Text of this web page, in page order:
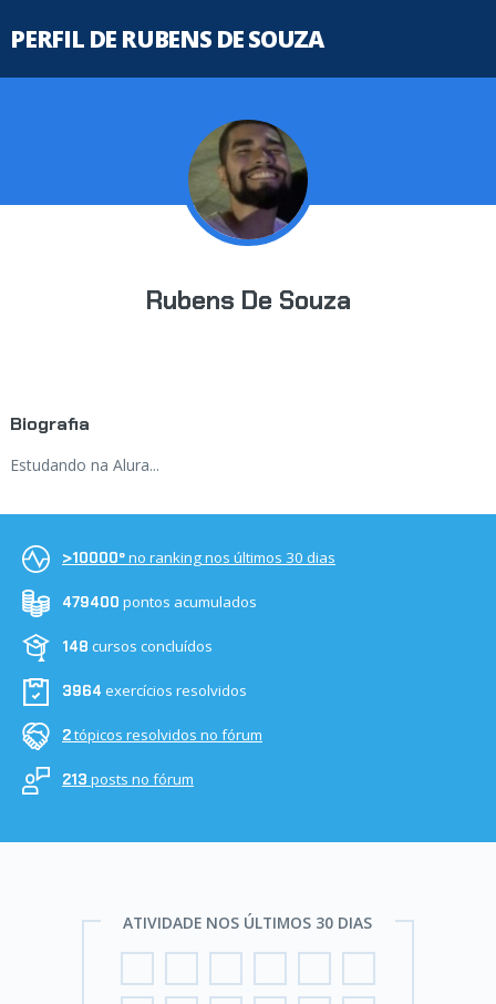
PERFIL DE RUBENS DE SOUZA
Rubens De Souza
Biografia
Estudando na Alura...
>10000ºno ranking nos últimos 30 dias
479400 pontos acumulados
148 cursos concluídos
3964exercícios resolvidos
2tópicos resolvidos no fórum
213 posts no fórum
ATIVIDADE NOS ÚLTIMOS 30 DIAS